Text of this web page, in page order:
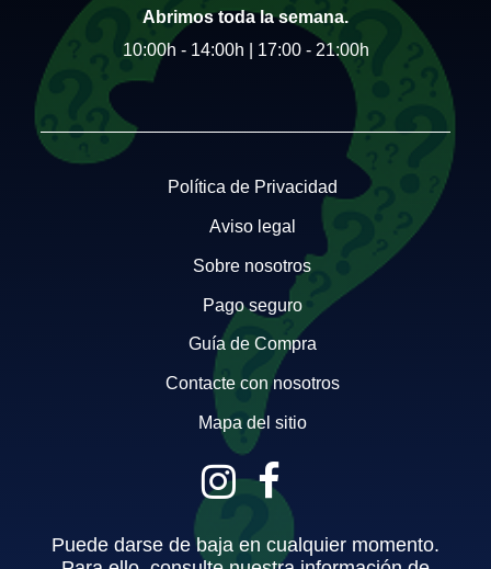
Abrimos toda la semana.
10:00h - 14:00h | 17:00 - 21:00h
Política de Privacidad
Aviso legal
Sobre nosotros
Pago seguro
Guía de Compra
Contacte con nosotros
Mapa del sitio
Puede darse de baja en cualquier momento.